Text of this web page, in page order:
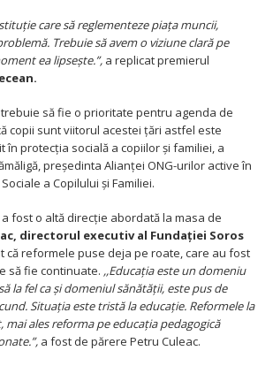
care să reglementeze piața muncii,
Trebuie să avem o viziune clară pe
ea lipsește.”, a replicat premierul
să fie o prioritate pentru agenda de
copii sunt viitorul acestei țări astfel este
în protecția socială a copiilor și familiei, a
președinta Alianței ONG-urilor active în
a Copilului și Familiei.
fost o altă direcție abordată la masa de
directorul executiv al Fundației Soros
că reformele puse deja pe roate, care au fost
să fie continuate. ,,Educația este un domeniu
la fel ca și domeniul sănătății, este pus de
Situația este tristă la educație. Reformele la
ales reforma pe educația pedagogică
a fost de părere Petru Culeac.